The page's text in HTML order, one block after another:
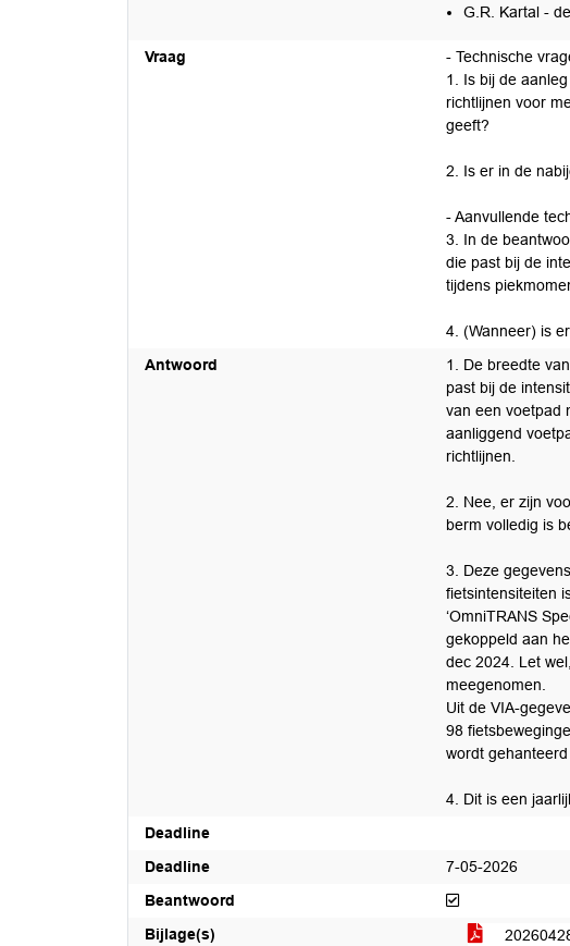
G.R. Kartal -
Vraag
- Technische
1. Is bij de
richtlijnen voor
geeft?
2. Is er in de
- Aanvullende
3. In de
die past bij de
tijdens
4. (Wanneer) is
Antwoord
1. De breedte
past bij de
van een voetpad
aanliggend
richtlijnen.
2. Nee, er zijn
berm volledig is
3. Deze
fietsintensiteiten
‘OmniTRANS
gekoppeld aan
dec 2024. Let
meegenomen.
Uit de VIA-
98
wordt
4. Dit is een
Deadline
Deadline
7-05-2026
Beantwoord
Beantwoord
Bijlage(s)